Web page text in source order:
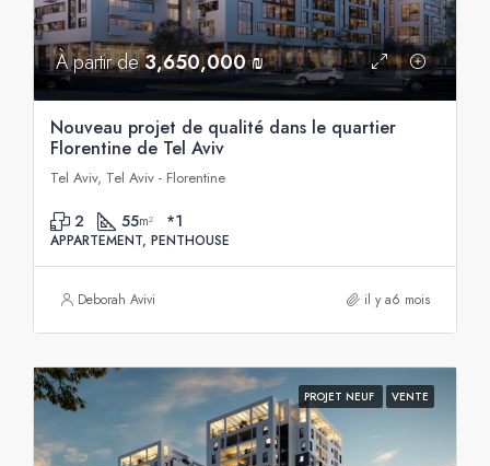
À partir de3,650,000 ₪
Nouveau projet de qualité dans le quartier
Florentine de Tel Aviv
Tel Aviv, Tel Aviv - Florentine
2 55m² *1
APPARTEMENT, PENTHOUSE
Deborah Avivi il y a6 mois
PROJET NEUF VENTE